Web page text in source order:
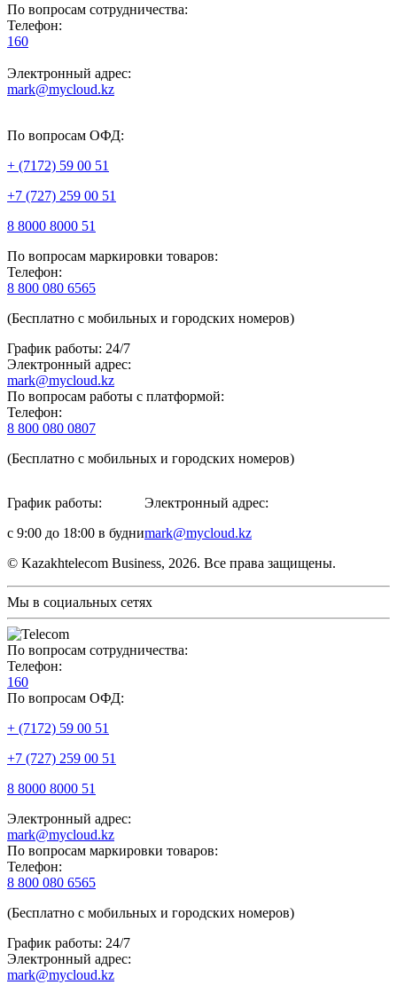
По вопросам сотрудничества:
Телефон:
160
Электронный адрес:
mark@mycloud.kz
По вопросам ОФД:
+ (7172) 59 00 51
+7 (727) 259 00 51
8 8000 8000 51
По вопросам маркировки товаров:
Телефон:
8 800 080 6565
(Бесплатно с мобильных и городских номеров)
График работы: 24/7
Электронный адрес:
mark@mycloud.kz
По вопросам работы с платформой:
Телефон:
8 800 080 0807
(Бесплатно с мобильных и городских номеров)
График работы:
с 9:00 до 18:00 в будни
Электронный адрес:
mark@mycloud.kz
© Kazakhtelecom Business, 2026. Все права защищены.
Мы в социальных сетях
По вопросам сотрудничества:
Телефон:
160
По вопросам ОФД:
+ (7172) 59 00 51
+7 (727) 259 00 51
8 8000 8000 51
Электронный адрес:
mark@mycloud.kz
По вопросам маркировки товаров:
Телефон:
8 800 080 6565
(Бесплатно с мобильных и городских номеров)
График работы: 24/7
Электронный адрес:
mark@mycloud.kz